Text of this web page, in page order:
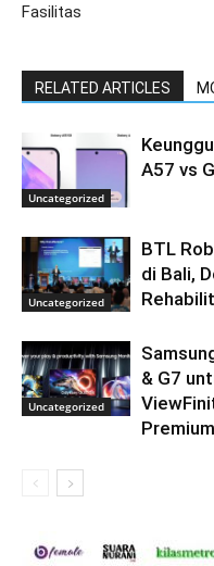
Fasilitas
RELATED ARTICLES
Uncategorized
A57 vs
Uncategorized
BTL
di Bali,
Uncategorized
& G7
Premium